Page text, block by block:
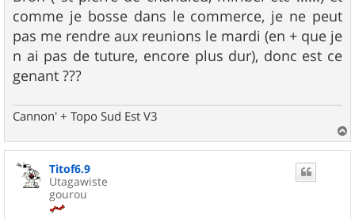
comme je bosse dans le commerce, je ne peut
pas me rendre aux reunions le mardi (en + que je
n ai pas de tuture, encore plus dur), donc est ce
genant ???
Cannon' + Topo Sud Est V3
a
Titof6.9
Utagawiste
gourou